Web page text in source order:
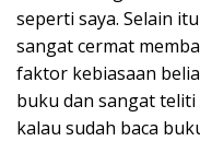
seperti saya. Selain
sangat cermat
faktor kebiasaan
buku dan sangat
kalau sudah baca